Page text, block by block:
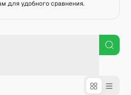
для удобного сравнения.